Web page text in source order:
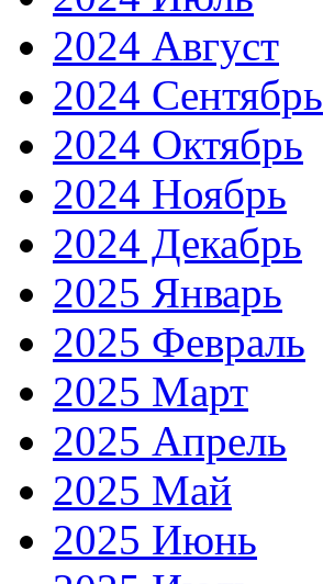
2024 Август
2024 Сентябрь
2024 Октябрь
2024 Ноябрь
2024 Декабрь
2025 Январь
2025 Февраль
2025 Март
2025 Апрель
2025 Май
2025 Июнь